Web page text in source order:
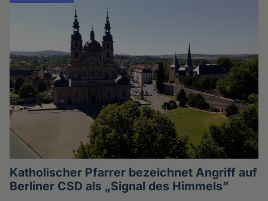
Katholischer Pfarrer bezeichnet Angriff auf
Berliner CSD als „Signal des Himmels”